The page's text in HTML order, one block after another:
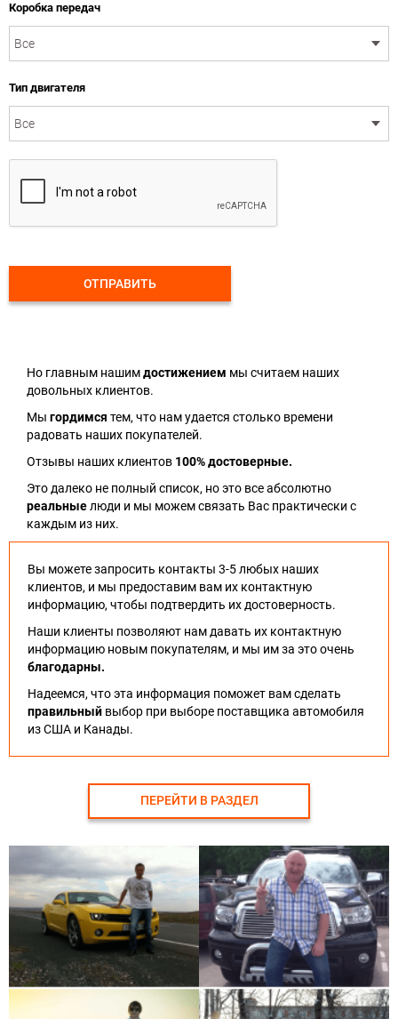
Коробка передач
Тип двигателя
ОТПРАВИТЬ
Но главным нашимдостижением мы считаем наших
довольных клиентов.
Мы гордимся тем, что нам удается столько времени
радовать наших покупателей.
Отзывы наших клиентов 100% достоверные.
Это далеко не полный список, но это все абсолютно
реальныелюди и мы можем связать Вас практически с
каждым из них.
Вы можете запросить контакты 3-5 любых наших
клиентов, и мы предоставим вам их контактную
информацию, чтобы подтвердить их достоверность.
Наши клиенты позволяют нам давать их контактную
информацию новым покупателям, и мы им за это очень
благодарны.
Надеемся, что эта информация поможет вам сделать
правильный выбор при выборе поставщика автомобиля
из США и Канады.
ПЕРЕЙТИ В РАЗДЕЛ